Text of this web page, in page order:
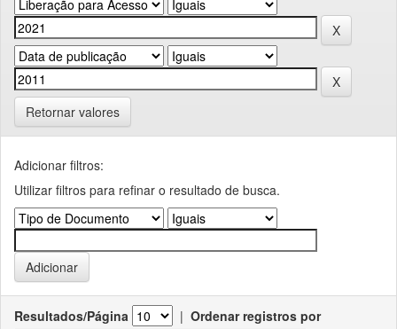
Retornar valores
Adicionar filtros:
Utilizar filtros para refinar o resultado de busca.
Resultados/Página | Ordenar registros por